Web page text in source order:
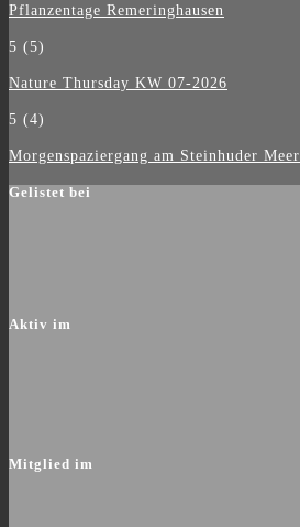
Pflanzentage Remeringhausen
5 (5)
Nature Thursday KW 07-2026
5 (4)
Morgenspaziergang am Steinhuder Meer
Gelistet bei
Aktiv im
Mitglied im